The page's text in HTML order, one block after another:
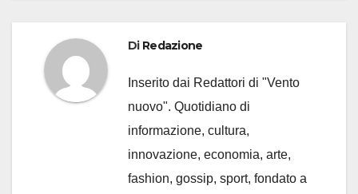
Di Redazione
Inserito dai Redattori di "Vento
nuovo". Quotidiano di
informazione, cultura,
innovazione, economia, arte,
fashion, gossip, sport, fondato a